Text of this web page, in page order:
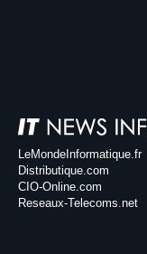
LeMondeInformatique.fr
Distributique.com
CIO-Online.com
Reseaux-Telecoms.net